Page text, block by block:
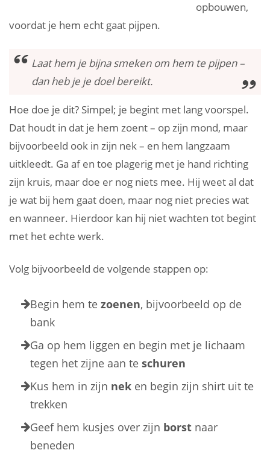
opbouwen,
voordat je hem echt gaat pijpen.
Laat hem je bijna smeken om hem te pijpen –
dan heb je je doel bereikt.
Hoe doe je dit? Simpel; je begint met lang voorspel.
Dat houdt in dat je hem zoent – op zijn mond, maar
bijvoorbeeld ook in zijn nek – en hem langzaam
uitkleedt. Ga af en toe plagerig met je hand richting
zijn kruis, maar doe er nog niets mee. Hij weet al dat
je wat bij hem gaat doen, maar nog niet precies wat
en wanneer. Hierdoor kan hij niet wachten tot begint
met het echte werk.
Volg bijvoorbeeld de volgende stappen op:
Begin hem te zoenen, bijvoorbeeld op de
bank
Ga op hem liggen en begin met je lichaam
tegen het zijne aan te schuren
Kus hem in zijn nek en begin zijn shirt uit te
trekken
Geef hem kusjes over zijn borst naar
beneden